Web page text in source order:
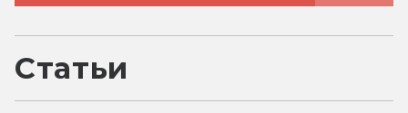
Статьи